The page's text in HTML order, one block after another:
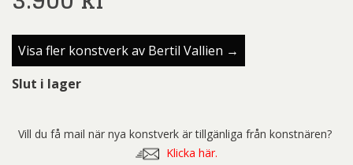
Visa fler konstverk av Bertil Vallien →
Slut i lager
Vill du få mail när nya konstverk är tillgänliga från konstnären?
Klicka här.